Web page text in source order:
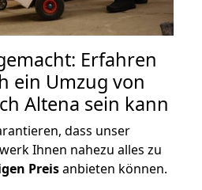
Erfahren
ein Umzug von
Altena sein kann
dass unser
Ihnen nahezu alles zu
Preisanbieten können.